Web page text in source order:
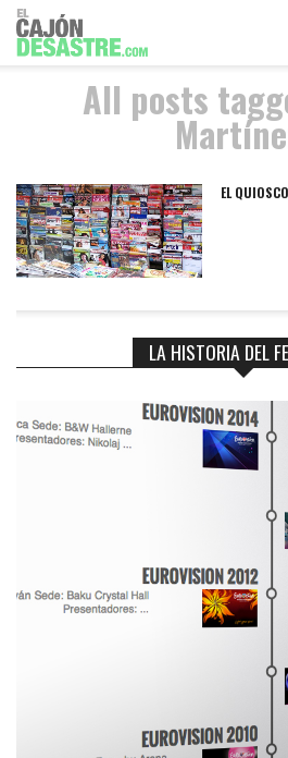
MÚSICA
TELEVISIÓN
POLÍTICA
ACTUALIDAD
EUROVISIÓN
All posts
EL
LA HISTORIA DEL